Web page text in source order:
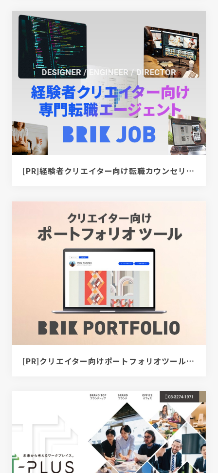
[PR]経験者クリエイター向け転職カウンセリング｜デザイナー / ディレクター / エンジニア
[PR]クリエイター向けポートフォリオツール｜BRIK PORTFOLIO